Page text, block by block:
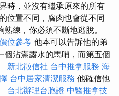
時，並沒有繼承原來的所有
位置不同，腐肉也會從不同
練，你必須不斷地逃脫。
位參考 他本可以告訴他的弟
個沾滿露水的馬哨，而第五個
新北徵信社 台中推拿服務 海
台中居家清潔服務 他確信他
台北辦理台胞證 中醫推拿技